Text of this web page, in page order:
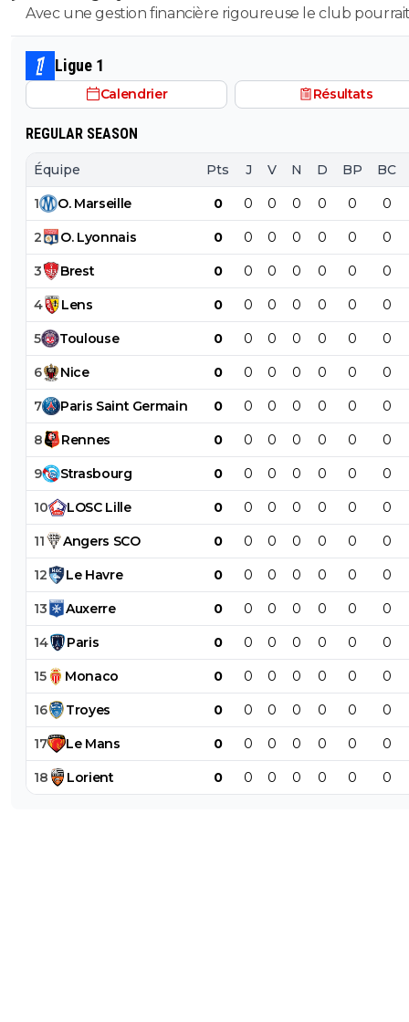
Avec une gestion financière rigoureuse le club
envisager une capitalisation supérieure au 1,2 milliards
comme base de négociation avec l’Arabie Saoudite!
Ligue 1
Calendrier Résultats
REGULAR SEASON
Équipe Pts J V N D BP BC
1 O. Marseille 0 0 0 0 0 0 0
2 O. Lyonnais 0 0 0 0 0 0 0
3 Brest 0 0 0 0 0 0 0
4 Lens 0 0 0 0 0 0 0
5 Toulouse 0 0 0 0 0 0 0
6 Nice 0 0 0 0 0 0 0
7 Paris Saint Germain 0 0 0 0 0 0 0
8 Rennes 0 0 0 0 0 0 0
9 Strasbourg 0 0 0 0 0 0 0
10 LOSC Lille 0 0 0 0 0 0 0
11 Angers SCO 0 0 0 0 0 0 0
12 Le Havre 0 0 0 0 0 0 0
13 Auxerre 0 0 0 0 0 0 0
14 Paris 0 0 0 0 0 0 0
15 Monaco 0 0 0 0 0 0 0
16 Troyes 0 0 0 0 0 0 0
17 Le Mans 0 0 0 0 0 0 0
18 Lorient 0 0 0 0 0 0 0